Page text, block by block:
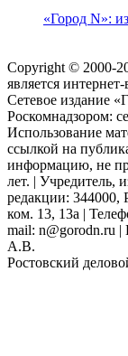
«Город N»:
Copyright © 2000-
является
Сетевое издание
Роскомнадзором:
Использование
ссылкой на
информацию, не
лет. | Учредитель,
редакции: 344000,
ком. 13, 13а |
mail: n@gorodn.ru
А.В.
Ростовский